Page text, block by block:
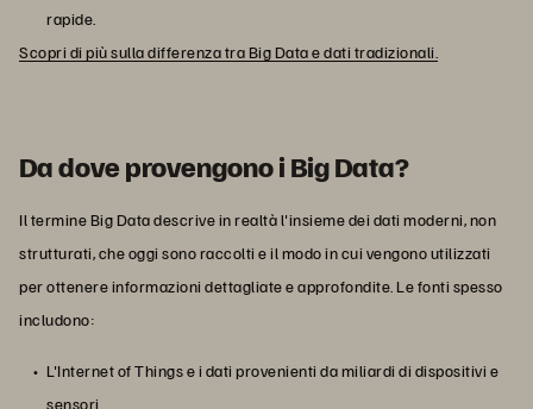
rapide.
Scopri di più sulla differenza tra Big Data e dati tradizionali.
Da dove provengono i Big Data?
Il termine Big Data descrive in realtà l'insieme dei dati moderni, non
strutturati, che oggi sono raccolti e il modo in cui vengono utilizzati
per ottenere informazioni dettagliate e approfondite. Le fonti spesso
includono:
L'Internet of Things e i dati provenienti da miliardi di dispositivi e
sensori